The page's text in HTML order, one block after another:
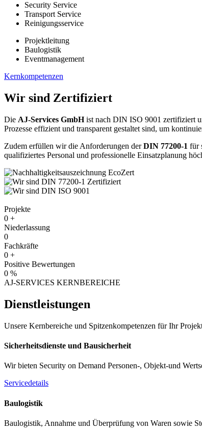
Security Service
Transport Service
Reinigungsservice
Projektleitung
Baulogistik
Eventmanagement
Kernkompetenzen
Wir sind Zertifiziert
Die AJ-Services GmbHist nach DIN ISO 9001 zertifiziert
Prozesse effizient und transparent gestaltet sind, um
Zudem erfüllen wir die Anforderungen derDIN 77200-1 für
qualifiziertes Personal und professionelle Einsatzplanung
Projekte
0 +
Niederlassung
0
Fachkräfte
0 +
Positive Bewertungen
0 %
AJ-SERVICES KERNBEREICHE
Dienstleistungen
Unsere Kernbereiche und Spitzenkompetenzen für Ihr
Sicherheitsdienste und Bausicherheit
Wir bieten Security on Demand Personen-, Objekt-und
Servicedetails
Baulogistik
Baulogistik, Annahme und Überprüfung von Waren sowie